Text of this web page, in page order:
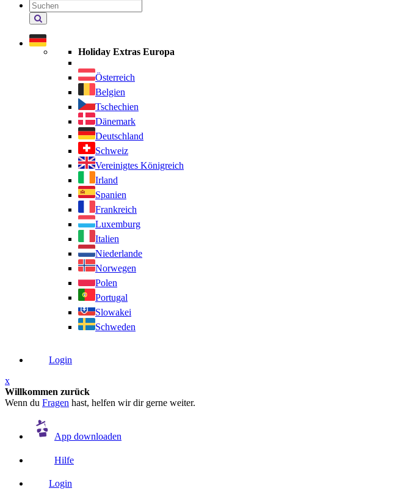
Holiday
Extras
durchsuchen
Holiday Extras Europa
Österreich
Belgien
Tschechien
Dänemark
Deutschland
Schweiz
Vereinigtes Königreich
Irland
Spanien
Frankreich
Luxemburg
Italien
Niederlande
Norwegen
Polen
Portugal
Slowakei
Schweden
Login
x
Willkommen zurück
Wenn du Fragen hast, helfen wir dir gerne weiter.
App downloaden
Hilfe
Login